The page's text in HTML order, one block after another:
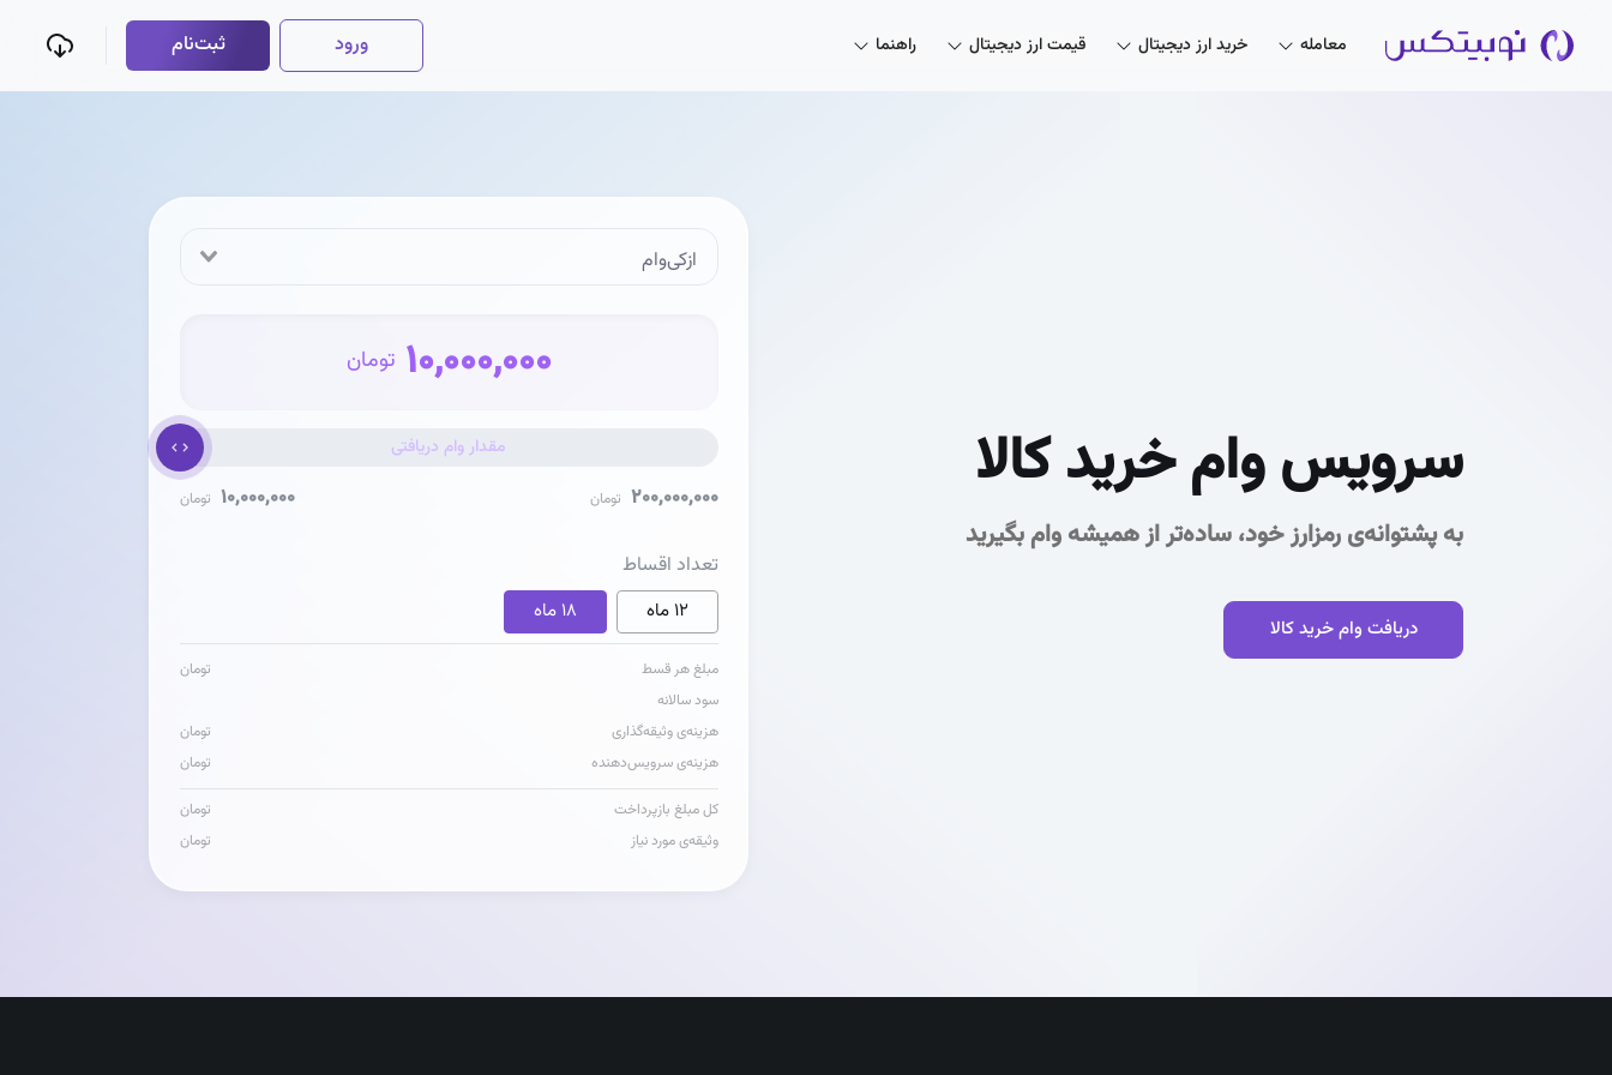
معامله خرید ارز دیجیتال قیمت ارز دیجیتال راهنما ورود ثبت‌نام
سرویس وام خرید کالا
به پشتوانه‌ی رمزارز خود، ساده‌تر از همیشه وام بگیرید
دریافت وام خرید کالا
ازکی‌وام
10,000,000 تومان
مقدار وام دریافتی
10,000,000 تومان 200,000,000 تومان
تعداد اقساط
12 ماه 18 ماه
مبلغ هر قسط
تومان
سود سالانه
هزینه‌ی وثیقه‌گذاری
تومان
هزینه‌ی سرویس‌دهنده
تومان
کل مبلغ بازپرداخت
تومان
وثیقه‌ی مورد نیاز
تومان